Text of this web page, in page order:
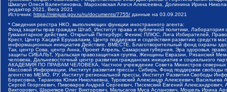
Шмагун Олеся Валентиновна, Мароховская Алеся Алексеевна, Долинина Ирина
редактор 2021, Вега 2021
Источник: https://minjust.gov.ru/ru/documents/7755/ данные на 03.09.2021
* Сведения реестра НКО, выполняющих функции иностранного агента:
Фонд защиты прав граждан Штаб, Институт права и публичной политики,
Гуманитарное действие, Открытый Петербург, Феникс ПЛЮС, Лига Избирателей,
Крест, Центр Хасдей Ерушалаим, Центр поддержки и содействия развитию средств
информационных инициатив Действие, ВМЕСТЕ, Благотворительный фонд охраны
Так, центр Сова, центр Анна, Проект Апрель, Самарская губерния, Эра здоровья,
защиты СИБАЛЬТ, Уральская правозащитная группа, Женщины Евразии, Рязанский
человека, Дальневосточный центр развития гражданских инициатив и социального
АКАДЕМИЯ ПО ПРАВАМ ЧЕЛОВЕКА, Частное учреждение Совета Министров северных
Массовой Информации, Институт развития прессы - Сибирь, Фонд поддержки
агентство МЕМО. РУ, Институт региональной прессы, Институт Развития Свободы
Борисовна, Таранова Юлия Николаевна, Туровский Александр Алексеевич,
Сергей Георгиевич, Пивоваров Андрей Сергеевич, Писемский Евгений
Викторович, Шарипков Олег Викторович, Мальсагов Муса Асланович, Мошель Ирина